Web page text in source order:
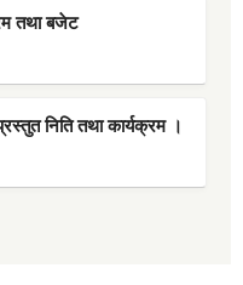
तथा बजेट
निति तथा कार्यक्रम ।